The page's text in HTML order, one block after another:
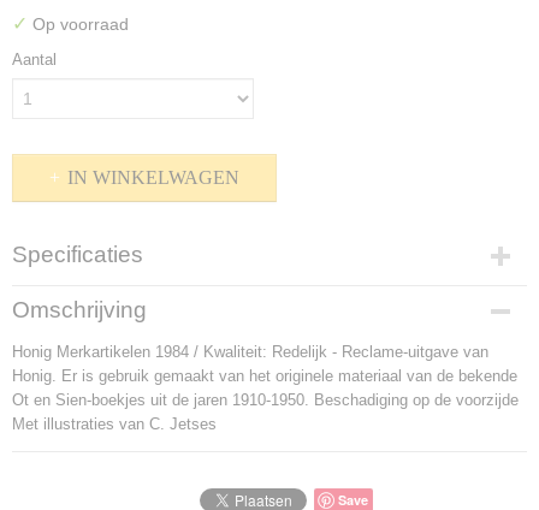
✓ Op voorraad
Aantal
IN WINKELWAGEN
Specificaties
Productcode
P-803284
Bruto gewicht
30,00 g
Omschrijving
Honig Merkartikelen 1984 / Kwaliteit: Redelijk - Reclame-uitgave van
Honig. Er is gebruik gemaakt van het originele materiaal van de bekende
Ot en Sien-boekjes uit de jaren 1910-1950. Beschadiging op de voorzijde
Met illustraties van C. Jetses
Save